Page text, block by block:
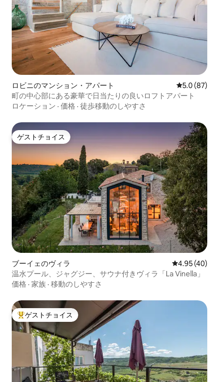
ロビニのマンション・アパート レビュー87
5.0 (87)
町の中心部にある豪華で日当たりの良いロフトアパート
ロケーション · 価格 · 徒歩移動のしやすさ
ゲストチョイス
ゲストチョイス
ブーイェのヴィラ レビュー40
4.95 (40)
温水プール、ジャグジー、サウナ付きヴィラ「La Vinella」
価格 · 家族 · 移動のしやすさ
大好評のゲストチョイスです。
ゲストチョイス